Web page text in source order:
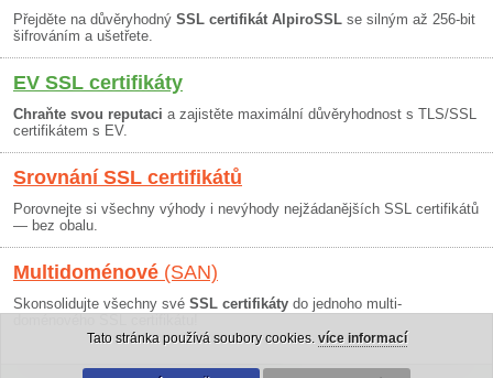
Přejděte na důvěryhodný SSL certifikát AlpiroSSL se silným až 256-bit
šifrováním a ušetřete.
EV SSL certifikáty
Chraňte svou reputaci a zajistěte maximální důvěryhodnost s TLS/SSL
certifikátem s EV.
Srovnání SSL certifikátů
Porovnejte si všechny výhody i nevýhody nejžádanějších SSL certifikátů
— bez obalu.
Multidoménové (SAN)
Skonsolidujte všechny své SSL certifikáty do jednoho multi-
Tato stránka používá soubory cookies. více informací